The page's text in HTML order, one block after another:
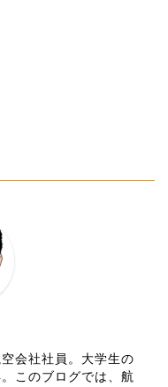
会社社員。大学生の
このブログでは、航